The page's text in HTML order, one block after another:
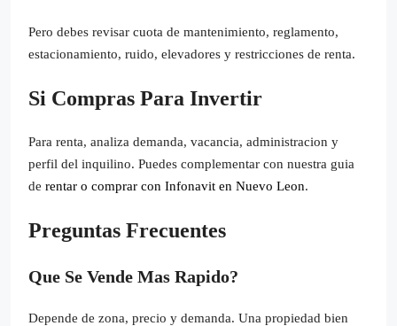
Pero debes revisar cuota de mantenimiento, reglamento,
estacionamiento, ruido, elevadores y restricciones de renta.
Si Compras Para Invertir
Para renta, analiza demanda, vacancia, administracion y
perfil del inquilino. Puedes complementar con nuestra guia
de rentar o comprar con Infonavit en Nuevo Leon.
Preguntas Frecuentes
Que Se Vende Mas Rapido?
Depende de zona, precio y demanda. Una propiedad bien